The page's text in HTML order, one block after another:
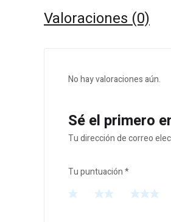
Valoraciones (0)
No hay valoraciones aún.
Sé el primero
Tu dirección de correo
Tu puntuación*